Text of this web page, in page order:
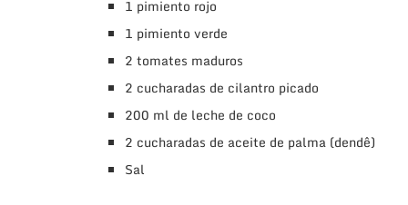
1 pimiento rojo
1 pimiento verde
2 tomates maduros
2 cucharadas de cilantro picado
200 ml de leche de coco
2 cucharadas de aceite de palma (dendê)
Sal